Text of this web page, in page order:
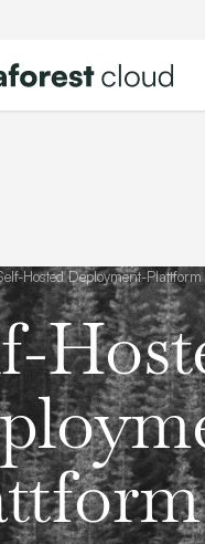
Hosted Deployment-Plattform